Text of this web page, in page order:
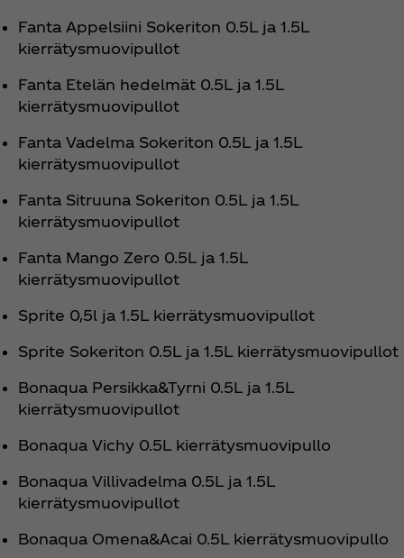
Fanta Appelsiini Sokeriton 0.5L ja 1.5L
kierrätysmuovipullot
Fanta Etelän hedelmät 0.5L ja 1.5L
kierrätysmuovipullot
Fanta Vadelma Sokeriton 0.5L ja 1.5L
kierrätysmuovipullot
Fanta Sitruuna Sokeriton 0.5L ja 1.5L
kierrätysmuovipullot
Fanta Mango Zero 0.5L ja 1.5L
kierrätysmuovipullot
Sprite 0,5l ja 1.5L kierrätysmuovipullot
Sprite Sokeriton 0.5L ja 1.5L kierrätysmuovipullot
Bonaqua Persikka&Tyrni 0.5L ja 1.5L
kierrätysmuovipullot
Bonaqua Vichy 0.5L kierrätysmuovipullo
Bonaqua Villivadelma 0.5L ja 1.5L
kierrätysmuovipullot
Bonaqua Omena&Acai 0.5L kierrätysmuovipullo